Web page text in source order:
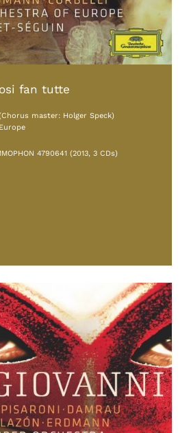
fan tutte
master: Holger Speck)
4790641 (2013, 3 CDs)